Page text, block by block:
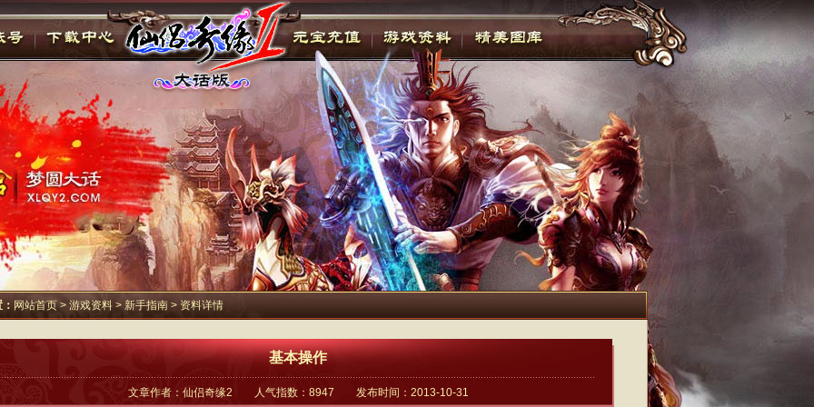
网站首页> 游戏资料 > 新手指南 > 资料详情
基本操作
文章作者：仙侣奇缘2 人气指数：8947 发布时间：2013-10-31